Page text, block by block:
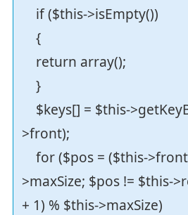
if ($this->isEmpty())
{
return array();
}
$keys[] = $this-
>front);
for ($pos = ($this->front
>maxSize; $pos != $this-
+ 1) % $this->maxSize)